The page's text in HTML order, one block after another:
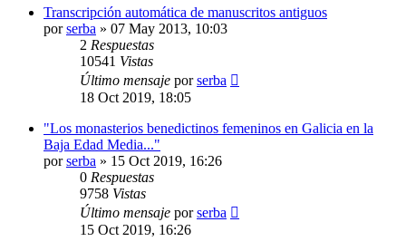
Transcripción automática de manuscritos antiguos
porserba » 07 May 2013, 10:03
2 Respuestas
10541 Vistas
Último mensaje porserba
18 Oct 2019, 18:05
"Los monasterios benedictinos femeninos en Galicia en la
Baja Edad Media..."
porserba » 15 Oct 2019, 16:26
0 Respuestas
9758 Vistas
Último mensaje porserba
15 Oct 2019, 16:26